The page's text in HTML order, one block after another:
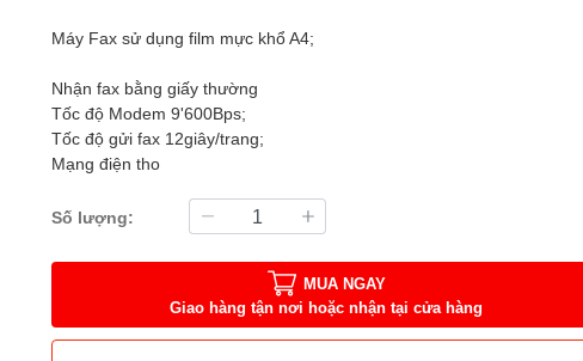
Máy Fax sử dụng film mực khổ A4;
Nhận fax bằng giấy thường
Tốc độ Modem 9'600Bps;
Tốc độ gửi fax 12giây/trang;
Mạng điện tho
Số lượng:
MUA NGAY
Giao hàng tận nơi hoặc nhận tại cửa hàng